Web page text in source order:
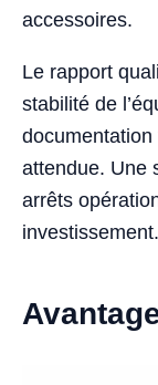
accessoires.
Le rapport
stabilité de
attendue. Une
arrêts
investissement.